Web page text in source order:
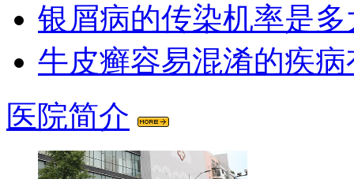
银屑病的传染机率是多
牛皮癣容易混淆的疾
医院简介